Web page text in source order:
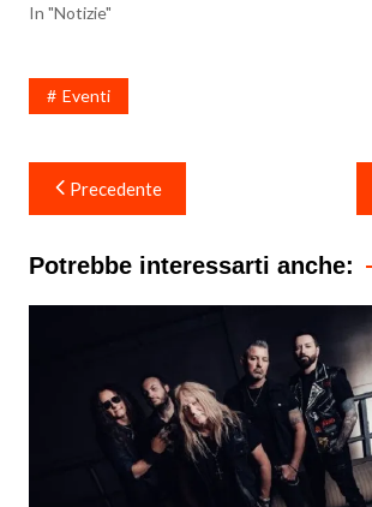
In "Notizie"
Eventi
Navigazione
articoli
Precedente
Potrebbe interessarti anche: